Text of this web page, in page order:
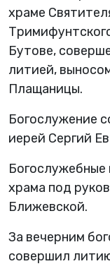
храме
Бутове,
литией,
Плащаницы.
Богослужение
иерей Сергий
Богослужебные
храма под
Ближевской.
За вечерним
совершил